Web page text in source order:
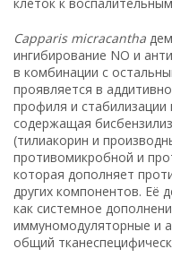
Capparis micracantha
ингибирование NO и
в комбинации с
проявляется в
профиля и стабилизации
содержащая
(тилиакорин и
противомикробной и
которая дополняет
других компонентов. Её
как системное
иммуномодуляторные и
общий